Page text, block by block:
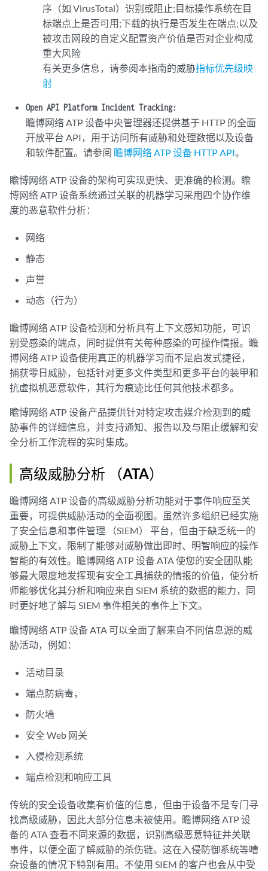
序（如 VirusTotal）识别或阻止;目标操作系统在目
标端点上是否可用;下载的执行是否发生在端点;以及
被攻击网段的自定义配置资产价值是否对企业构成
重大风险
有关更多信息，请参阅本指南的威胁指标优先级映
射
Open API Platform Incident Tracking:
瞻博网络 ATP 设备中央管理器还提供基于 HTTP 的全面
开放平台 API，用于访问所有威胁和处理数据以及设备
和软件配置。请参阅 瞻博网络 ATP 设备 HTTP API。
瞻博网络 ATP 设备的架构可实现更快、更准确的检测。瞻
博网络 ATP 设备系统通过关联的机器学习采用四个协作维
度的恶意软件分析：
网络
静态
声誉
动态（行为）
瞻博网络 ATP 设备检测和分析具有上下文感知功能，可识
别受感染的端点，同时提供有关每种感染的可操作情报。瞻
博网络 ATP 设备使用真正的机器学习而不是启发式捷径，
捕获零日威胁，包括针对更多文件类型和更多平台的装甲和
抗虚拟机恶意软件，其行为痕迹比任何其他技术都多。
瞻博网络 ATP 设备产品提供针对特定攻击媒介检测到的威
胁事件的详细信息，并支持通知、报告以及与阻止缓解和安
全分析工作流程的实时集成。
高级威胁分析 （ATA）
瞻博网络 ATP 设备的高级威胁分析功能对于事件响应至关
重要，可提供威胁活动的全面视图。虽然许多组织已经实施
了安全信息和事件管理 （SIEM） 平台，但由于缺乏统一的
威胁上下文，限制了能够对威胁做出即时、明智响应的操作
智能的有效性。瞻博网络 ATP 设备 ATA 使您的安全团队能
够最大限度地发挥现有安全工具捕获的情报的价值，使分析
师能够优化其分析和响应来自 SIEM 系统的数据的能力，同
时更好地了解与 SIEM 事件相关的事件上下文。
瞻博网络 ATP 设备 ATA 可以全面了解来自不同信息源的威
胁活动，例如：
活动目录
端点防病毒，
防火墙
安全 Web 网关
入侵检测系统
端点检测和响应工具
传统的安全设备收集有价值的信息，但由于设备不是专门寻
找高级威胁，因此大部分信息未被使用。瞻博网络 ATP 设
备的 ATA 查看不同来源的数据，识别高级恶意特征并关联
事件，以便全面了解威胁的杀伤链。这在入侵防御系统等嘈
杂设备的情况下特别有用。不使用 SIEM 的客户也会从中受